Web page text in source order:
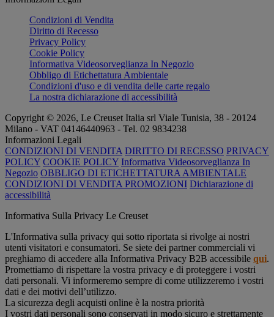
Condizioni di Vendita
Diritto di Recesso
Privacy Policy
Cookie Policy
Informativa Videosorveglianza In Negozio
Obbligo di Etichettatura Ambientale
Condizioni d'uso e di vendita delle carte regalo
La nostra dichiarazione di accessibilità
Copyright © 2026, Le Creuset Italia srl ​​Viale Tunisia, 38 - 20124
Milano - VAT 04146440963 - Tel. 02 9834238
Informazioni Legali
CONDIZIONI DI VENDITA DIRITTO DI RECESSO PRIVACY
POLICY COOKIE POLICY Informativa Videosorveglianza In
Negozio OBBLIGO DI ETICHETTATURA AMBIENTALE
CONDIZIONI DI VENDITA PROMOZIONI Dichiarazione di
accessibilità
Informativa Sulla Privacy Le Creuset
L'Informativa sulla privacy qui sotto riportata si rivolge ai nostri
utenti visitatori e consumatori. Se siete dei partner commerciali vi
preghiamo di accedere alla Informativa Privacy B2B accessibile qui.
Promettiamo di rispettare la vostra privacy e di proteggere i vostri
dati personali. Vi informeremo sempre di come utilizzeremo i vostri
dati e dei motivi dell’utilizzo.
La sicurezza degli acquisti online è la nostra priorità
I vostri dati personali sono conservati in modo sicuro e strettamente